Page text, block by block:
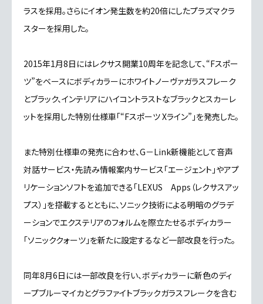
ラスを採用。さらにイオン発生数を約20倍にしたプラズマクラ
スターを採用した。
2015年1月8日にはレクサス開業10周年を記念して、“Fスポー
ツ”をベースにボディカラーにホワイトノーヴァガラスフレーク
とブラック、インテリアにハイコントラストなブラックとスカーレ
ットを採用した特別仕様車「“Fスポーツ Xライン”」を発売した。
また特別仕様車の発売に合わせ、G－Link新機能として音声
対話サービス・先読み情報案内サービス「エージェント」やアプ
リケーションソフトを追加できる「LEXUS Apps（レクサスアッ
プス）」を搭載するとともに、ソニック技術による明暗のグラデ
ーションでエクステリアのフォルムを際立たせるボディカラー
「ソニッククォーツ」を新たに設定するなど一部改良を行った。
同年8月6日には一部改良を行い、ボディカラーに新色のディ
ープブルーマイカとグラファイトブラックガラスフレークを含む